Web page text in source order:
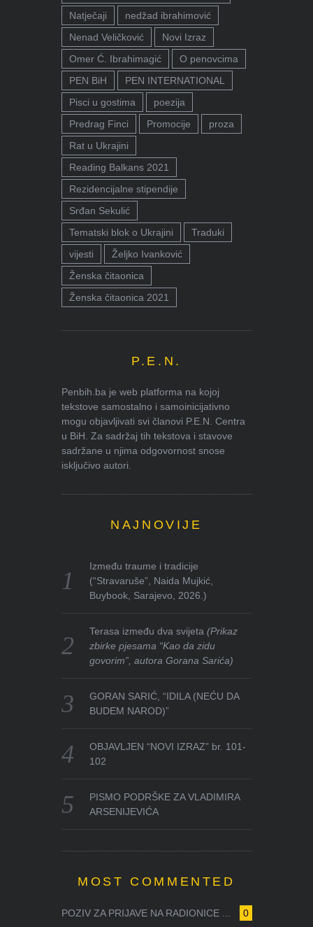
Natječaji
nedžad ibrahimović
Nenad Veličković
Novi Izraz
Omer Ć. Ibrahimagić
O penovcima
PEN BiH
PEN INTERNATIONAL
Pisci u gostima
poezija
Predrag Finci
Promocije
proza
Rat u Ukrajini
Reading Balkans 2021
Rezidencijalne stipendije
Srđan Sekulić
Tematski blok o Ukrajini
Traduki
vijesti
Željko Ivanković
Ženska čitaonica
Ženska čitaonica 2021
P.E.N.
Penbih.ba je web platforma na kojoj
tekstove samostalno i samoinicijativno
mogu objavljivati svi članovi P.E.N. Centra
u BiH. Za sadržaj tih tekstova i stavove
sadržane u njima odgovornost snose
isključivo autori.
NAJNOVIJE
Između traume i tradicije
(“Stravaruše”, Naida Mujkić,
Buybook, Sarajevo, 2026.)
Terasa između dva svijeta(Prikaz
zbirke pjesama “Kao da zidu
govorim”, autora Gorana Sarića)
GORAN SARIĆ, “IDILA (NEĆU DA
BUDEM NAROD)”
OBJAVLJEN “NOVI IZRAZ” br. 101-
102
PISMO PODRŠKE ZA VLADIMIRA
ARSENIJEVIĆA
MOST COMMENTED
0
POZIV ZA PRIJAVE NA RADIONICE ...